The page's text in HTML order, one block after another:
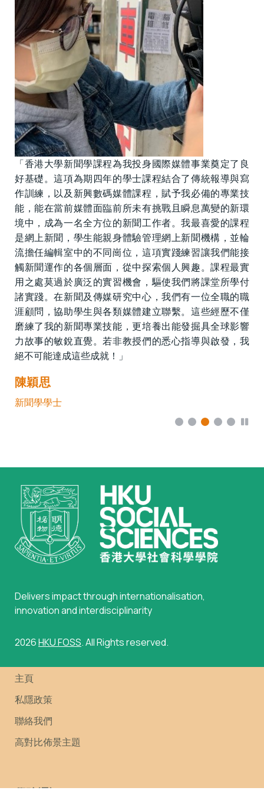
「香港大學新聞學課程為我投身國際媒體事業奠定了良
好基礎。這項為期四年的學士課程結合了傳統報導與寫
作訓練，以及新興數碼媒體課程，賦予我必備的專業技
能，能在當前媒體面臨前所未有挑戰且瞬息萬變的新環
境中，成為一名全方位的新聞工作者。我最喜愛的課程
是網上新聞，學生能親身體驗管理網上新聞機構，並輪
流擔任編輯室中的不同崗位，這項實踐練習讓我們能接
觸新聞運作的各個層面，從中探索個人興趣。課程最實
用之處莫過於廣泛的實習機會，驅使我們將課堂所學付
諸實踐。在新聞及傳媒研究中心，我們有一位全職的職
涯顧問，協助學生與各類媒體建立聯繫。這些經歷不僅
磨練了我的新聞專業技能，更培養出能發掘具全球影響
力故事的敏銳直覺。若非教授們的悉心指導與啟發，我
絕不可能達成這些成就！」
陳穎思
新聞學學士
Delivers impact through internationalisation,
innovation and interdisciplinarity
2026HKU FOSS. All Rights reserved.
主頁
私隱政策
聯絡我們
高對比佈景主題